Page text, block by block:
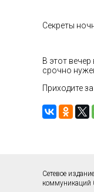
Секреты
В этот
срочно
Приходите
Сетевое
коммуникаций